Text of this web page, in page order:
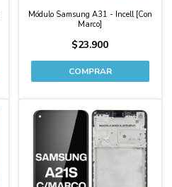
Módulo Samsung A31 - Incell [Con
Marco]
$23.900